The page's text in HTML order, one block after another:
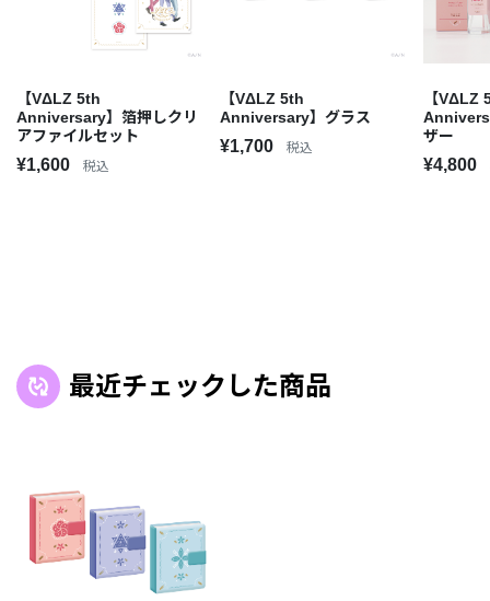
【VΔLZ 5th
Anniversary】箔押しクリ
アファイルセット
¥1,600 税込
【VΔLZ 5th
Anniversary】グラス
¥1,700 税込
【VΔLZ
ザー
¥4,800
最近チェックした商品